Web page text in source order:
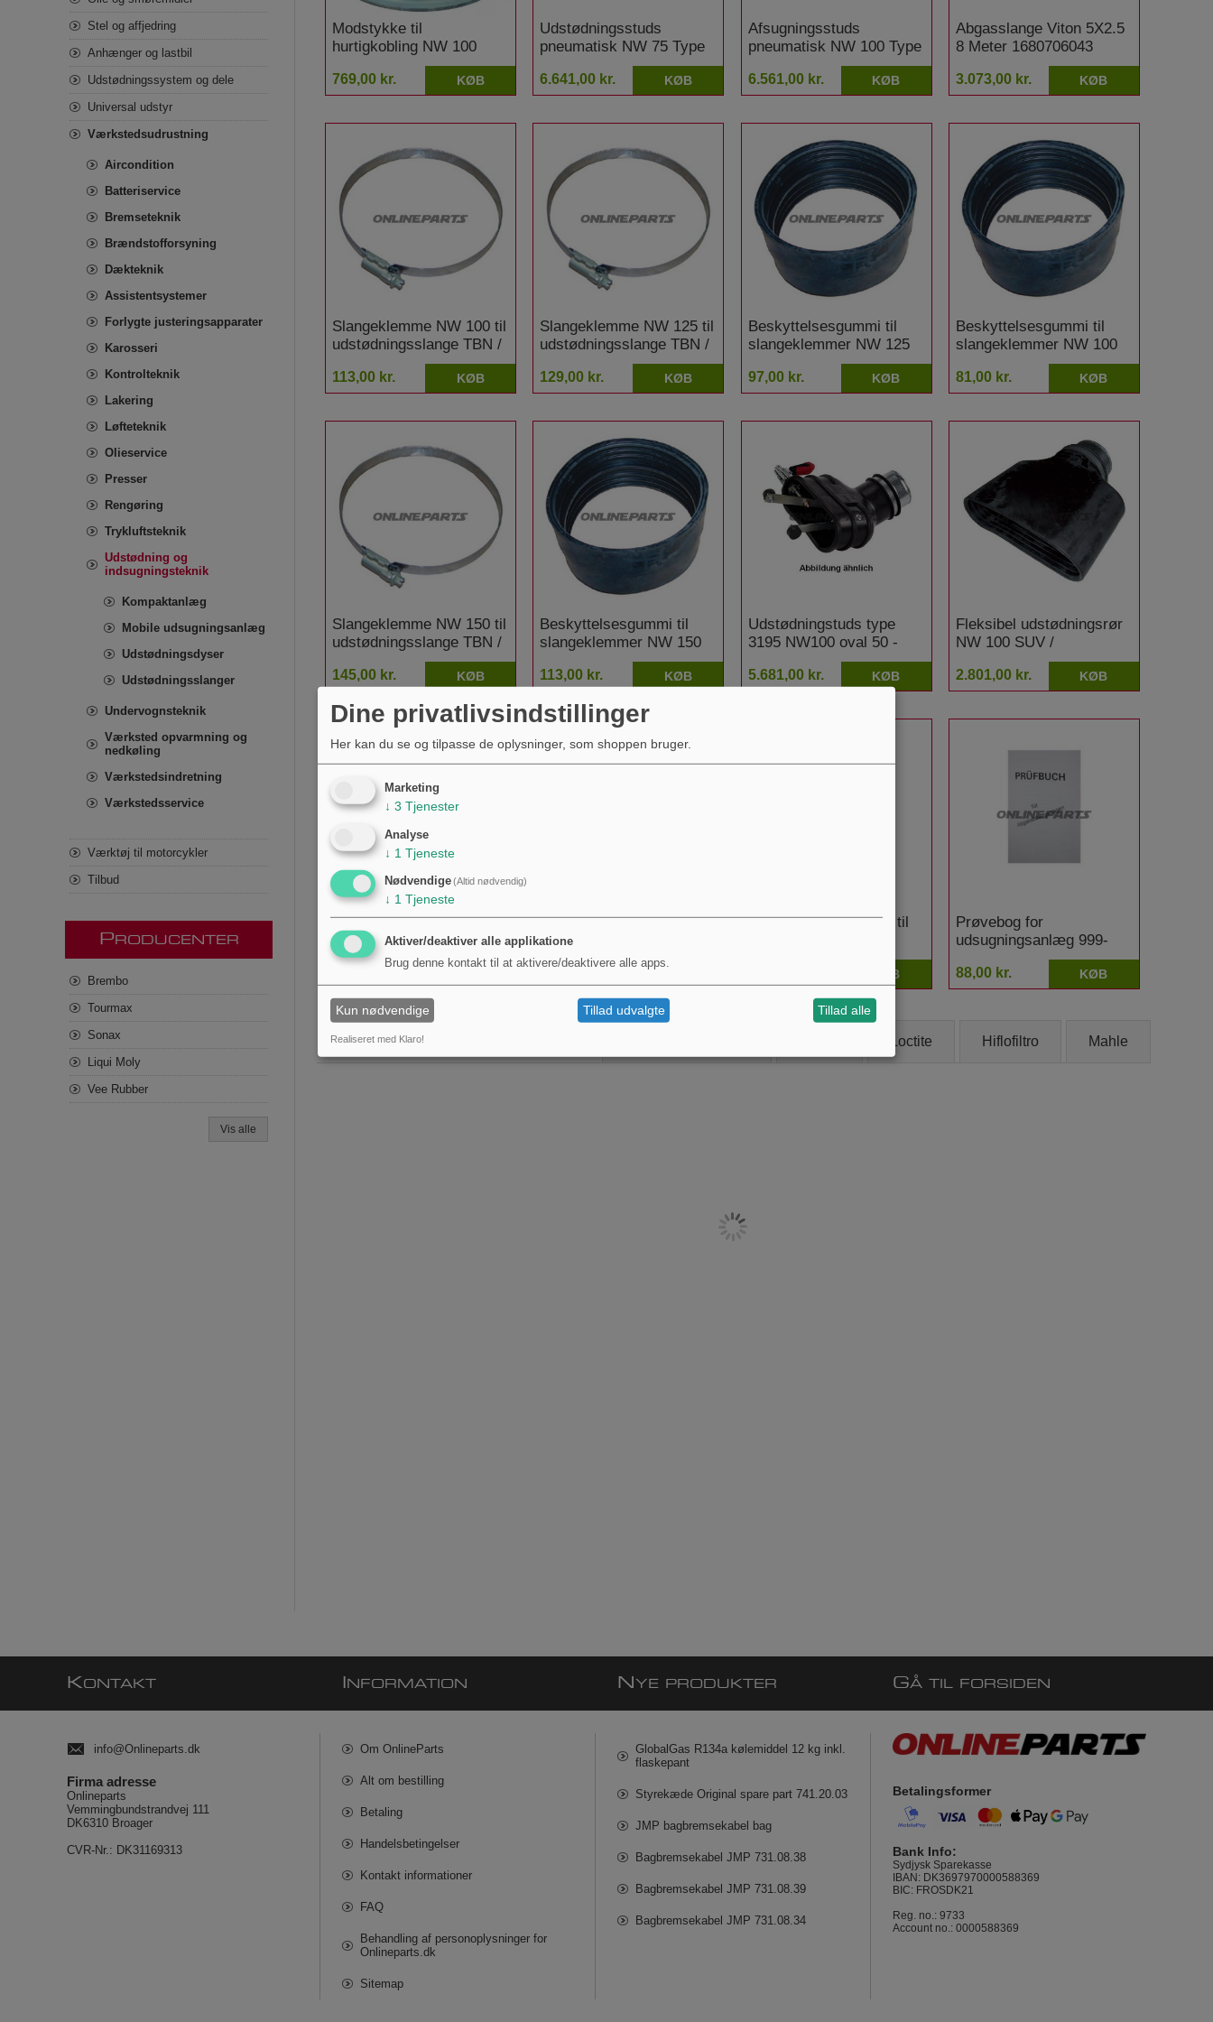
Modstykke til
hurtigkobling NW 100
769,00 kr. KØB
Udstødningsstuds
pneumatisk NW 75 Type
3780 150 x 75 mm
personbil
6.641,00 kr. KØB
Afsugningsstuds
pneumatisk NW 100 Type
3860 60 x 120 - 75 x 125
mm
6.561,00 kr. KØB
Abgasslange Viton 5X2.5
8 Meter 1680706043
3.073,00 kr. KØB
Slangeklemme NW 100 til
udstødningsslange TBN /
113,00 kr. KØB
Slangeklemme NW 125 til
udstødningsslange TBN /
129,00 kr. KØB
Beskyttelsesgummi til
slangeklemmer NW 125
97,00 kr. KØB
Beskyttelsesgummi til
slangeklemmer NW 100
81,00 kr. KØB
Slangeklemme NW 150 til
udstødningsslange TBN /
145,00 kr. KØB
Beskyttelsesgummi til
slangeklemmer NW 150
113,00 kr. KØB
Udstødningstuds type
3195 NW100 oval 50 -
5.681,00 kr. KØB
Fleksibel udstødningsrør
NW 100 SUV /
2.801,00 kr. KØB
Hurtigkobling NW 100
1.841,00 kr.
Udstødningsdyse type
3186 NW 100 oval
210X100 mm
Afstandssæt NW 160 til
KØB
Prøvebog for
udsugningsanlæg 999-
88,00 kr. KØB
Loctite Hiflofiltro Mahle
Stel og affjedring
Anhænger og lastbil
Udstødningssystem og dele
Universal udstyr
Værkstedsudrustning
Aircondition
Batteriservice
Bremseteknik
Brændstofforsyning
Dækteknik
Assistentsystemer
Forlygte justeringsapparater
Karosseri
Kontrolteknik
Lakering
Løfteteknik
Olieservice
Presser
Rengøring
Trykluftsteknik
Udstødning og
indsugningsteknik
Kompaktanlæg
Mobile udsugningsanlæg
Udstødningsdyser
Udstødningsslanger
Undervognsteknik
Værksted opvarmning og
nedkøling
Værkstedsindretning
Værkstedsservice
Værktøj til motorcykler
Tilbud
P RODUCENTER
Brembo
Tourmax
Sonax
Liqui Moly
Vee Rubber
Vis alle
KONTAKT
info@Onlineparts.dk
Firma adresse
Onlineparts
Vemmingbundstrandvej 111
DK6310 Broager
CVR-Nr.: DK31169313
NFORMATION
Om OnlineParts
Alt om bestilling
Betaling
Handelsbetingelser
Kontakt informationer
FAQ
Behandling af personoplysninger for
Onlineparts.dk
Sitemap
N YE PRODUKTER
GlobalGas R134a kølemiddel 12 kg inkl.
flaskepant
Styrekæde Original spare part 741.20.03
JMP bagbremsekabel bag
Bagbremsekabel JMP 731.08.38
Bagbremsekabel JMP 731.08.39
Bagbremsekabel JMP 731.08.34
GÅ TIL FORSIDEN
Betalingsformer
Bank Info:
Sydjysk Sparekasse
IBAN: DK3697970000588369
BIC: FROSDK21
Reg. no.: 9733
Account no.: 0000588369
Dine privatlivsindstillinger
Her kan du se og tilpasse de oplysninger, som shoppen bruger.
Marketing
↓ 3 Tjenester
Analyse
↓ 1 Tjeneste
Nødvendige(Altid nødvendig)
↓ 1 Tjeneste
Aktiver/deaktiver alle applikatione
Brug denne kontakt til at aktivere/deaktivere alle apps.
Kun nødvendige Tillad udvalgte Tillad alle
Realiseret med Klaro!